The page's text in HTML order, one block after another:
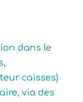
dans le
caisses)
via des